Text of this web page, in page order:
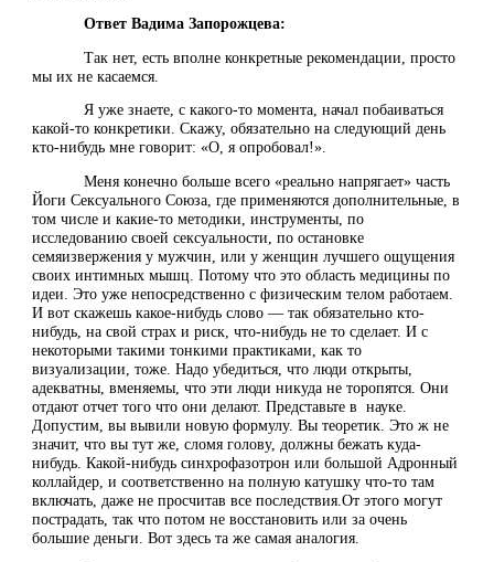
Ответ Вадима Запорожцева:
Так нет, есть вполне конкретные рекомендации, просто
мы их не касаемся.
Я уже знаете, с какого-то момента, начал побаиваться
какой-то конкретики. Скажу, обязательно на следующий день
кто-нибудь мне говорит: «О, я опробовал!».
Меня конечно больше всего «реально напрягает» часть
Йоги Сексуального Союза, где применяются дополнительные, в
том числе и какие-то методики, инструменты, по
исследованию своей сексуальности, по остановке
семяизвержения у мужчин, или у женщин лучшего ощущения
своих интимных мышц. Потому что это область медицины по
идеи. Это уже непосредственно с физическим телом работаем.
И вот скажешь какое-нибудь слово — так обязательно кто-
нибудь, на свой страх и риск, что-нибудь не то сделает. И с
некоторыми такими тонкими практиками, как то
визуализации, тоже. Надо убедиться, что люди открыты,
адекватны, вменяемы, что эти люди никуда не торопятся. Они
отдают отчет того что они делают. Представьте в науке.
Допустим, вы вывили новую формулу. Вы теоретик. Это ж не
значит, что вы тут же, сломя голову, должны бежать куда-
нибудь. Какой-нибудь синхрофазотрон или большой Адронный
коллайдер, и соответственно на полную катушку что-то там
включать, даже не просчитав все последствия.От этого могут
пострадать, так что потом не восстановить или за очень
большие деньги. Вот здесь та же самая аналогия.